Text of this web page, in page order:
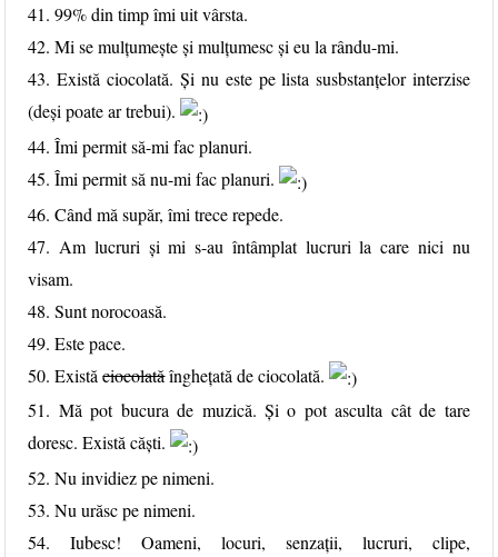
41. 99% din timp îmi uit vârsta.
42. Mi se mulțumește și mulțumesc și eu la rându-mi.
43. Există ciocolată. Și nu este pe lista susbstanțelor interzise
(deși poate ar trebui).
44. Îmi permit să-mi fac planuri.
45. Îmi permit să nu-mi fac planuri.
46. Când mă supăr, îmi trece repede.
47. Am lucruri și mi s-au întâmplat lucruri la care nici nu
visam.
48. Sunt norocoasă.
49. Este pace.
50. Existăciocolatăînghețată de ciocolată.
51. Mă pot bucura de muzică. Și o pot asculta cât de tare
doresc. Există căști.
52. Nu invidiez pe nimeni.
53. Nu urăsc pe nimeni.
54. Iubesc! Oameni, locuri, senzații, lucruri, clipe,